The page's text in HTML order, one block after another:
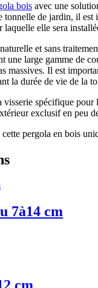
bois avec une
tonnelle de jardin, il est
laquelle elle sera
et sans
large gamme de
massives. Il est
la durée de vie de la
spécifique
exclusif en peu
pergola en bois
7à14 cm